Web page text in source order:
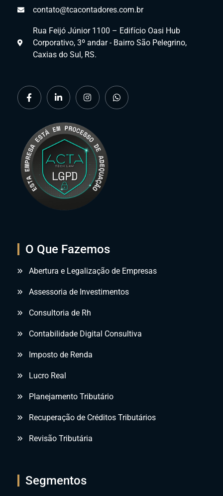
contato@tcacontadores.com.br
Rua Feijó Júnior 1100 – Edifício Oasi Hub
Corporativo, 3º andar - Bairro São Pelegrino,
Caxias do Sul, RS.
O Que Fazemos
Abertura e Legalização de Empresas
Assessoria de Investimentos
Consultoria de Rh
Contabilidade Digital Consultiva
Imposto de Renda
Lucro Real
Planejamento Tributário
Recuperação de Créditos Tributários
Revisão Tributária
Segmentos